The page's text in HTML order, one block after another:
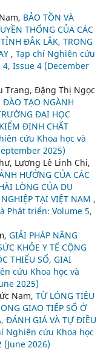
BẢO TỒN VÀ
THỐNG CỦA CÁC
ĐẮK LẮK, TRONG
, Tạp chí Nghiên cứu
Issue 4 (December
Trang, Đặng Thị Ngọc
TẠO NGÀNH
ĐẠI HỌC
ĐỊNH CHẤT
cứu Khoa học và
2025)
Lương Lê Linh Chi,
HƯỞNG CỦA CÁC
LÒNG CỦA DU
TẠI VIỆT NAM ,
Phát triển: Volume 5,
GIẢI PHÁP NÂNG
KHỎE Y TẾ CỘNG
THIỂU SỐ, GIAI
cứu Khoa học và
2025)
Nam, TỪ LÓNG TIÊU
GIAO TIẾP SỐ Ở
ĐÁNH GIÁ VÀ TỰ ĐIỀU
Nghiên cứu Khoa học
2026)